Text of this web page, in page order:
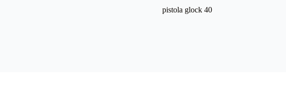
pistola glock 40